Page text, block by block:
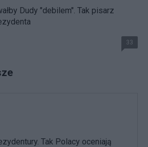
Dudy "debilem". Tak pisarz
33
Tak Polacy oceniają